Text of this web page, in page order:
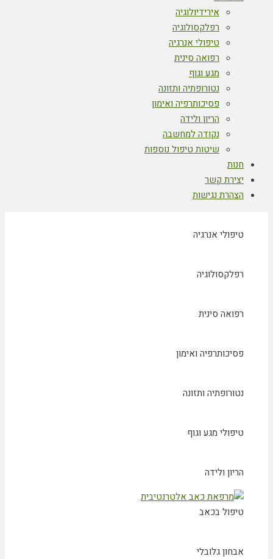
אירידיולוגיה
רפלקסולוגיה
טיפולי אנרגיה
רפואה סינית
מגע וגוף
נטורופתיה ותזונה
פסיכותרפיה ואימון
הריון ולידה
נקודה למחשבה
שיטות טיפול נוספות
חנות
יצירת קשר
הצהרת נגישות
טיפולי אנרגיה
רפלקסולוגיה
רפואה סינית
פסיכותרפיה ואימון
נטורופתיה ותזונה
טיפולי מגע וגוף
הריון ולידה
טיפול בכאב
אבחון גלובלי